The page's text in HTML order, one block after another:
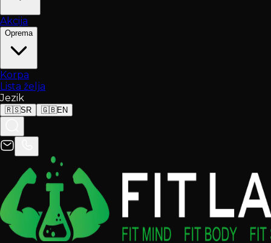
Akcija
Oprema
Korpa
Lista želja
Jezik
🇷🇸SR 🇬🇧EN